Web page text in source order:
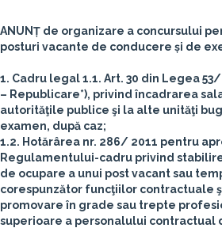
ANUNȚ de organizare a concursului
posturi vacante de conducere și de
1. Cadru legal1.1. Art. 30 din Legea 53/
– Republicare*), privind încadrarea
autorităţile publice şi la alte unităţi
examen, după caz;
1.2. Hotărârea nr. 286/ 2011 pentru
Regulamentului-cadru privind
de ocupare a unui post vacant sau
corespunzător funcţiilor contractuale
promovare în grade sau trepte
superioare a personalului contractual